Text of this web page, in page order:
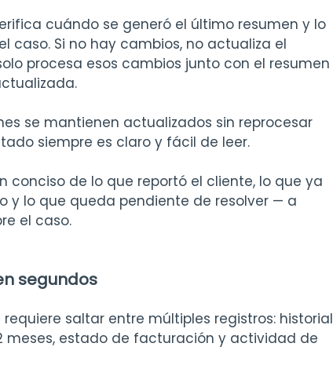
cuándo se generó el último resumen y lo
Si no hay cambios, no actualiza el
procesa esos cambios junto con el resumen
se mantienen actualizados sin reprocesar
siempre es claro y fácil de leer.
conciso de lo que reportó el cliente, lo que ya
y lo que queda pendiente de resolver — a
el caso.
segundos
saltar entre múltiples registros: historial
meses, estado de facturación y actividad de